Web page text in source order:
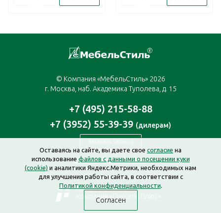
© Компания «МебельСтиль» 2026
г. Москва, наб. Академика Туполева, д. 15
+7 (495) 215-58-88
+7 (3952) 55-39-39 (дилерам)
Заказать звонок
moscow@mebelstyle.ru
Создание сайта —
компания «Пиксель Плюс»
Оставаясь на сайте, вы даете свое согласие на
использованиефайлов с данными о посещении куки
(cookie) и аналитики Яндекс.Метрики, необходимых нам
для улучшения работы сайта, в соответствии с
Политикой конфиденциальности.
Согласен